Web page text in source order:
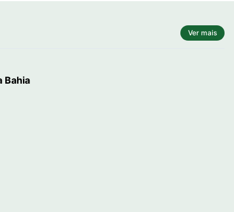
Ver mais
Bahia